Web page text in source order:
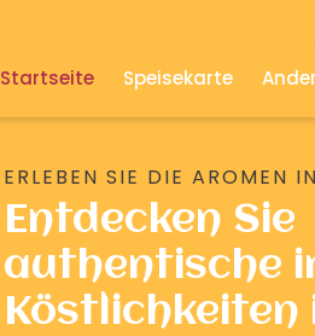
Startseite Speisekarte
ERLEBEN SIE DIE AROMEN
Entdecken Sie
authentische
Köstlichkeiten